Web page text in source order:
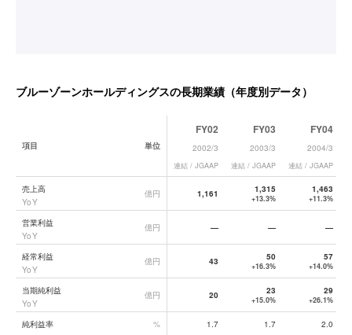
ブルーゾーンホールディングスの長期業績（年度別データ）
ブルーゾーンホールディングス
項目 単位
FY02
2002/3
連結 / JGAAP
FY03
2003/3
連結 / JGAAP
FY04
2004/3
連結 / JGAAP
売上高
YoY
億円 1,161 1,315
+13.3%
1,463
+11.3%
営業利益
YoY
億円 — — —
経常利益
YoY
億円 43 50
+16.3%
57
+14.0%
当期純利益
YoY
億円 20 23
+15.0%
29
+26.1%
純利益率 % 1.7 1.7 2.0